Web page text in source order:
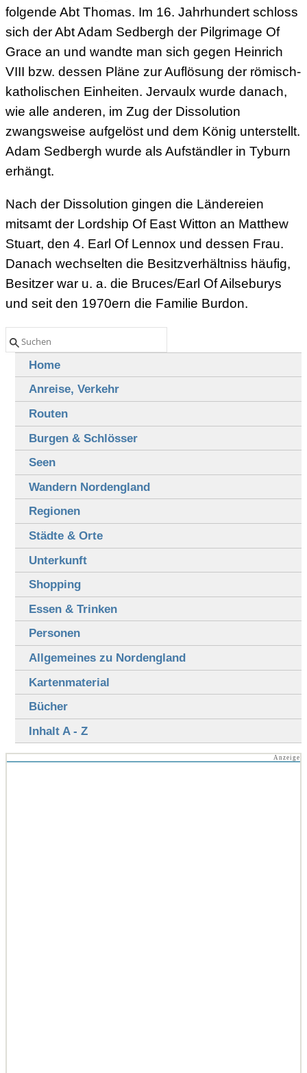
folgende Abt Thomas. Im 16. Jahrhundert schloss
sich der Abt Adam Sedbergh der Pilgrimage Of
Grace an und wandte man sich gegen Heinrich
VIII bzw. dessen Pläne zur Auflösung der römisch-
katholischen Einheiten. Jervaulx wurde danach,
wie alle anderen, im Zug der Dissolution
zwangsweise aufgelöst und dem König unterstellt.
Adam Sedbergh wurde als Aufständler in Tyburn
erhängt.
Nach der Dissolution gingen die Ländereien
mitsamt der Lordship Of East Witton an Matthew
Stuart, den 4. Earl Of Lennox und dessen Frau.
Danach wechselten die Besitzverhältniss häufig,
Besitzer war u. a. die Bruces/Earl Of Ailseburys
und seit den 1970ern die Familie Burdon.
Home
Anreise, Verkehr
Routen
Burgen & Schlösser
Seen
Wandern Nordengland
Regionen
Städte & Orte
Unterkunft
Shopping
Essen & Trinken
Personen
Allgemeines zu Nordengland
Kartenmaterial
Bücher
Inhalt A - Z
Anzeige